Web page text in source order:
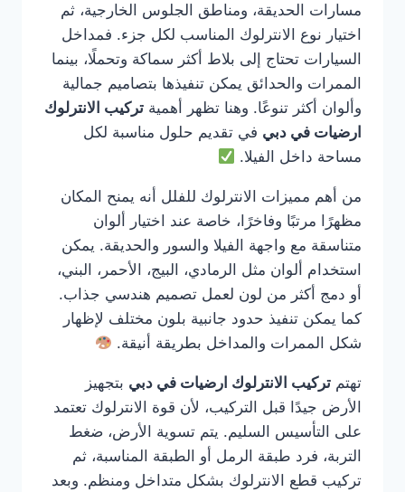
مسارات الحديقة، ومناطق الجلوس الخارجية، ثم
اختيار نوع الانترلوك المناسب لكل جزء. فمداخل
السيارات تحتاج إلى بلاط أكثر سماكة وتحملًا، بينما
الممرات والحدائق يمكن تنفيذها بتصاميم جمالية
وألوان أكثر تنوعًا. وهنا تظهر أهمية تركيب الانترلوك
ارضيات في دبي في تقديم حلول مناسبة لكل
مساحة داخل الفيلا.
من أهم مميزات الانترلوك للفلل أنه يمنح المكان
مظهرًا مرتبًا وفاخرًا، خاصة عند اختيار ألوان
متناسقة مع واجهة الفيلا والسور والحديقة. يمكن
استخدام ألوان مثل الرمادي، البيج، الأحمر، البني،
أو دمج أكثر من لون لعمل تصميم هندسي جذاب.
كما يمكن تنفيذ حدود جانبية بلون مختلف لإظهار
شكل الممرات والمداخل بطريقة أنيقة.
تهتم تركيب الانترلوك ارضيات في دبي بتجهيز
الأرض جيدًا قبل التركيب، لأن قوة الانترلوك تعتمد
على التأسيس السليم. يتم تسوية الأرض، ضغط
التربة، فرد طبقة الرمل أو الطبقة المناسبة، ثم
تركيب قطع الانترلوك بشكل متداخل ومنظم. وبعد